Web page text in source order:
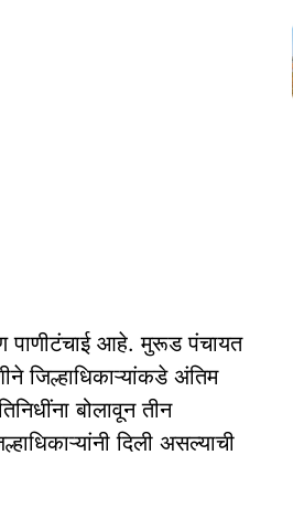
पाणीटंचाई आहे. मुरूड पंचायत
जिल्हाधिकाऱ्यांकडे अंतिम
बोलावून तीन
दिली असल्याची